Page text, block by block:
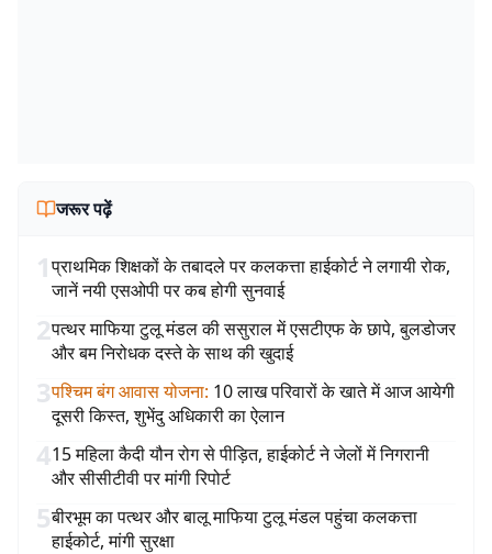
जरूर पढ़ें
1प्राथमिक शिक्षकों के तबादले पर कलकत्ता हाईकोर्ट ने लगायी रोक,
जानें नयी एसओपी पर कब होगी सुनवाई
2पत्थर माफिया टुलू मंडल की ससुराल में एसटीएफ के छापे, बुलडोजर
और बम निरोधक दस्ते के साथ की खुदाई
3पश्चिम बंग आवास योजना: 10 लाख परिवारों के खाते में आज आयेगी
दूसरी किस्त, शुभेंदु अधिकारी का ऐलान
415 महिला कैदी यौन रोग से पीड़ित, हाईकोर्ट ने जेलों में निगरानी
और सीसीटीवी पर मांगी रिपोर्ट
5बीरभूम का पत्थर और बालू माफिया टुलू मंडल पहुंचा कलकत्ता
हाईकोर्ट, मांगी सुरक्षा